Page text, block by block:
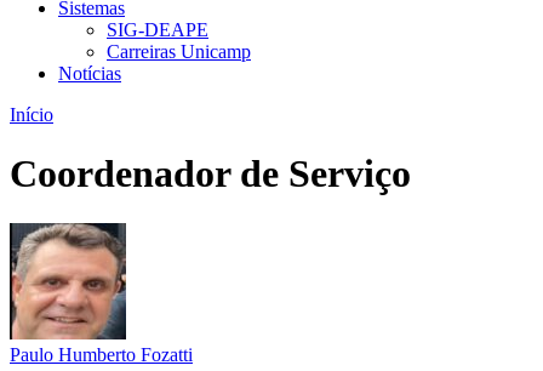
Sistemas
SIG-DEAPE
Carreiras Unicamp
Notícias
Início
Coordenador de Serviço
Paulo Humberto Fozatti